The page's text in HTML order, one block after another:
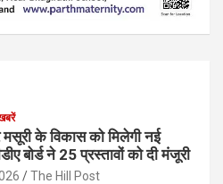
के विकास को मिलेगी नई
बोर्ड ने 25 प्रस्तावों को दी मंजूरी
The Hill Post